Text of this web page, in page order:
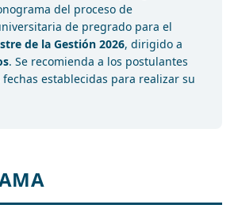
del proceso de
de pregrado para el
de la Gestión 2026, dirigido a
. Se recomienda a los postulantes
establecidas para realizar su